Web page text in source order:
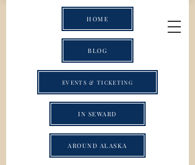
HOME
BLOG
IN SEWARD
AROUND ALASKA
EVENTS & TICKETING